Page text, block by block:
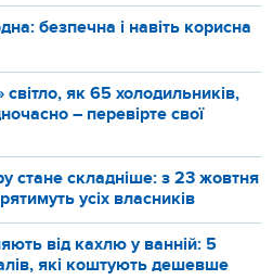
безпечна і навіть корисна
як 65 холодильників,
– перевірте свої
стане складніше: з 23 жовтня
усіх власників
від кахлю у ванній: 5
які коштують дешевше